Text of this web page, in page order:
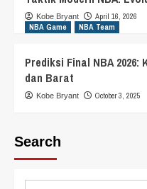
Kobe Bryant
April 16, 2026
NBA Game
NBA Team
Prediksi Final NBA
dan Barat
Kobe Bryant October 3, 2025
Search